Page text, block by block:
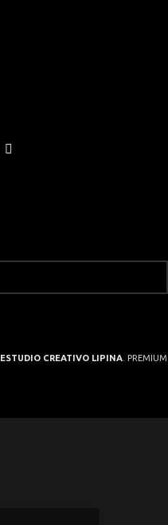
ESTUDIO CREATIVO LIPINA . PREMIUM